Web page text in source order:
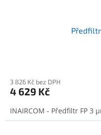
3 826 Kč bez DPH
4 629 Kč
INAIRCOM - Předfiltr FP 3